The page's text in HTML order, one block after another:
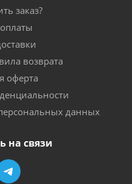
заказ?
возврата
оферта
данных
на связи